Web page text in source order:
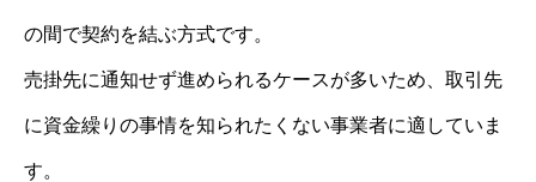
の間で契約を結ぶ方式です。
売掛先に通知せず進められるケースが多いため、取引先
に資金繰りの事情を知られたくない事業者に適していま
す。